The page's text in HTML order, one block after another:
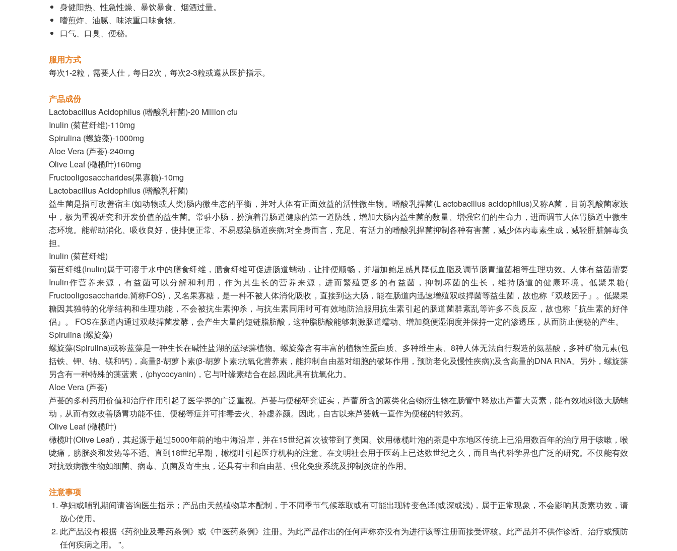
身健阳热、性急性燥、暴饮暴食、烟酒过量。
嗜煎炸、油腻、味浓重口味食物。
口气、口臭、便秘。
服用方式
每次1-2粒，需要人仕，每日2次，每次2-3粒或遵从医护指示。
产品成份
Lactobacillus Acidophilus (嗜酸乳杆菌)-20 Million cfu
Inulin (菊苣纤维)-110mg
Spirulina (螺旋藻)-1000mg
Aloe Vera (芦荟)-240mg
Olive Leaf (橄榄叶)160mg
Fructooligosaccharides(果寡糖)-10mg
Lactobacillus Acidophilus (嗜酸乳杆菌)
益生菌是指可改善宿主(如动物或人类)肠内微生态的平衡，并对人体有正面效益的活性微生物。嗜酸乳捍菌(L actobacillus acidophilus)又称A菌，目前乳酸菌家族
中，极为重视研究和开发价值的益生菌。常驻小肠，扮演着胃肠道健康的第一道防线，增加大肠内益生菌的数量、增强它们的生命力，进而调节人体胃肠道中微生
态环境。能帮助消化、吸收良好，使排便正常、不易感染肠道疾病;对全身而言，充足、有活力的嗜酸乳捍菌抑制各种有害菌，减少体内毒素生成，减轻肝脏解毒负
担。
Inulin (菊苣纤维)
菊苣纤维(Inulin)属于可溶于水中的膳食纤维，膳食纤维可促进肠道蠕动，让排便顺畅，并增加鲍足感具降低血脂及调节肠胃道菌相等生理功效。人体有益菌需要
Inulin作营养来源，有益菌可以分解和利用，作为其生长的营养来源，进而繁殖更多的有益菌，抑制坏菌的生长，维持肠道的健康环境。低聚果糖(
Fructooligosaccharide.简称FOS)，又名果寡糖，是一种不被人体消化吸收，直接到达大肠，能在肠道内迅速增殖双歧捍菌等益生菌，故也称『双歧因子』。低聚果
糖因其独特的化学结构和生理功能，不会被抗生素抑杀，与抗生素同用时可有效地防治服用抗生素引起的肠道菌群紊乱等许多不良反应，故也称『抗生素的好伴
侣』。 FOS在肠道内通过双歧捍菌发酵，会产生大量的短链脂肪酸，这种脂肪酸能够刺激肠道蠕动、增加奠便湿润度并保持一定的渗透压，从而防止便秘的产生。
Spirulina (螺旋藻)
螺旋藻(Spirulina)或称蓝藻是一种生长在碱性盐湖的蓝绿藻植物。螺旋藻含有丰富的植物性蛋白质、多种维生素、8种人体无法自行裂造的氨基酸，多种矿物元素(包
括铁、钾、钠、镁和钙)，高量β-胡萝卜素(β-胡萝卜素:抗氧化营养素，能抑制自由基对细胞的破坏作用，预防老化及慢性疾病);及含高量的DNA RNA。另外，螺旋藻
另含有一种特殊的藻蓝素，(phycocyanin)，它与叶缘素结合在起,因此具有抗氧化力。
Aloe Vera (芦荟)
芦荟的多种药用价值和治疗作用引起了医学界的广泛重视。芦荟与便秘研究证实，芦蕾所含的蒽类化合物衍生物在肠管中释放出芦蕾大黄素，能有效地刺激大肠蠕
动，从而有效改善肠胃功能不佳、便秘等症并可排毒去火、补虚养颜。因此，自古以来芦荟就一直作为便秘的特效药。
Olive Leaf (橄榄叶)
橄榄叶(Olive Leaf)，其起源于超过5000年前的地中海沿岸，并在15世纪首次被带到了美国。饮用橄榄叶泡的茶是中东地区传统上已沿用数百年的治疗用于咳嗽，喉
咙痛，膀胱炎和发热等不适。直到18世纪早期，橄榄叶引起医疗机构的注意。在文明社会用于医药上已达数世纪之久，而且当代科学界也广泛的研究。不仅能有效
对抗致病微生物如细菌、病毒、真菌及寄生虫，还具有中和自由基、强化免疫系统及抑制炎症的作用。
注意事项
孕妇或哺乳期间请咨询医生指示；产品由天然植物草本配制，于不同季节气候萃取或有可能出现转变色泽(或深或浅)，属于正常现象，不会影响其质素功效，请
放心使用。
此产品没有根据《药剂业及毒药条例》或《中医药条例》注册。为此产品作出的任何声称亦没有为进行该等注册而接受评核。此产品并不供作诊断、治疗或预防
任何疾病之用。 ”。